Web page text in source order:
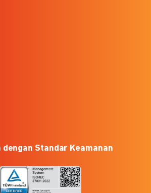
Standar Keamanan